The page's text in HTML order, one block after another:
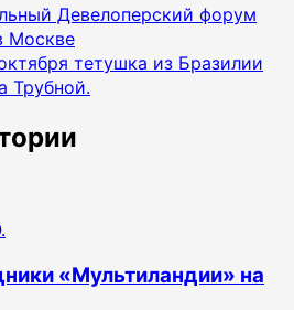
Девелоперский форум
Москве
тетушка из Бразилии
Трубной.
«Мультиландии» на